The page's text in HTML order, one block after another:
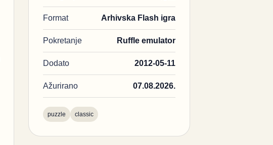
Format Arhivska Flash igra
Pokretanje Ruffle emulator
Dodato 2012-05-11
Ažurirano 07.08.2026.
puzzle classic